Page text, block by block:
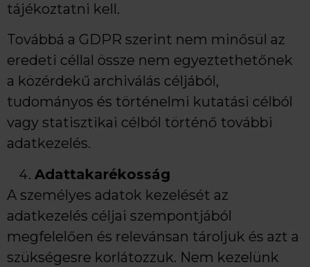
tájékoztatni kell.
Továbbá a GDPR szerint nem minősül az
eredeti céllal össze nem egyeztethetőnek
a közérdekű archiválás céljából,
tudományos és történelmi kutatási célból
vagy statisztikai célból történő további
adatkezelés.
Adattakarékosság
A személyes adatok kezelését az
adatkezelés céljai szempontjából
megfelelően és relevánsan tároljuk és azt a
szükségesre korlátozzuk. Nem kezelünk